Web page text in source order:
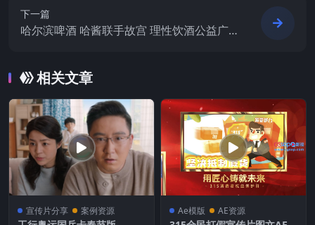
下一篇
哈尔滨啤酒 哈酱联手故宫 理性饮酒公益广
相关文章
宣传片分享 案例资源 Ae模版 AE资源